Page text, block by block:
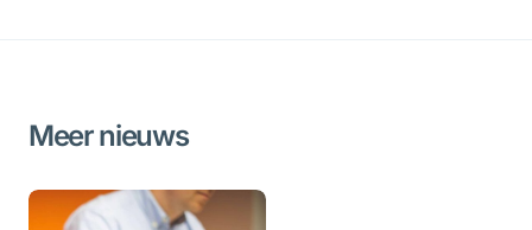
Meer nieuws